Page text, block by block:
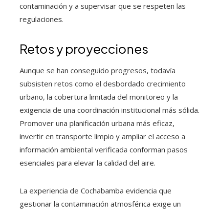
contaminación y a supervisar que se respeten las
regulaciones.
Retos y proyecciones
Aunque se han conseguido progresos, todavía
subsisten retos como el desbordado crecimiento
urbano, la cobertura limitada del monitoreo y la
exigencia de una coordinación institucional más sólida.
Promover una planificación urbana más eficaz,
invertir en transporte limpio y ampliar el acceso a
información ambiental verificada conforman pasos
esenciales para elevar la calidad del aire.
La experiencia de Cochabamba evidencia que
gestionar la contaminación atmosférica exige un